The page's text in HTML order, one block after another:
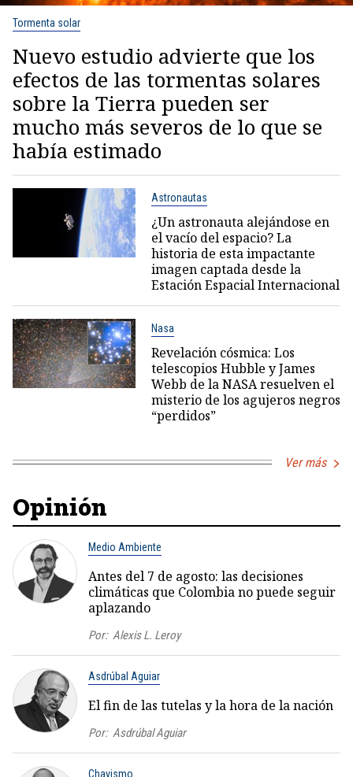
Tormenta solar
Nuevo estudio advierte que los
efectos de las tormentas solares
sobre la Tierra pueden ser
mucho más severos de lo que se
había estimado
Astronautas
¿Un astronauta alejándose en
el vacío del espacio? La
historia de esta impactante
imagen captada desde la
Estación Espacial Internacional
Nasa
Revelación cósmica: Los
telescopios Hubble y James
Webb de la NASA resuelven el
misterio de los agujeros negros
“perdidos”
Ver más
Opinión
Medio Ambiente
Antes del 7 de agosto: las decisiones
climáticas que Colombia no puede seguir
aplazando
Por: Alexis L. Leroy
Asdrúbal Aguiar
El fin de las tutelas y la hora de la nación
Por: Asdrúbal Aguiar
Chavismo